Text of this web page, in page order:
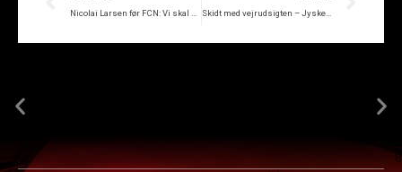
Nicolai Larsen før FCN: Vi skal være opmærksomme på deres omstillinger Skidt med vejrudsigten – Jyske Bank donerer røde regnslag!